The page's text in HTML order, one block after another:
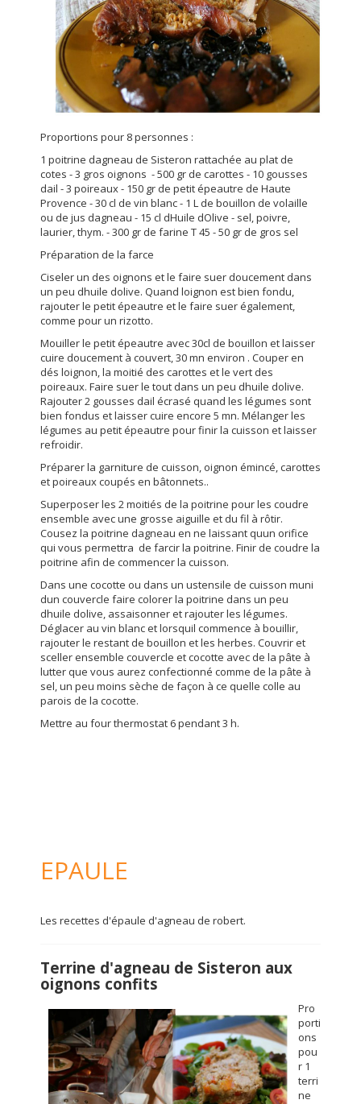
Proportions pour 8 personnes :
1 poitrine dagneau de Sisteron rattachée au plat de
cotes - 3 gros oignons - 500 gr de carottes - 10 gousses
dail - 3 poireaux - 150 gr de petit épeautre de Haute
Provence - 30 cl de vin blanc - 1 L de bouillon de volaille
ou de jus dagneau - 15 cl dHuile dOlive - sel, poivre,
laurier, thym. - 300 gr de farine T 45 - 50 gr de gros sel
Préparation de la farce
Ciseler un des oignons et le faire suer doucement dans
un peu dhuile dolive. Quand loignon est bien fondu,
rajouter le petit épeautre et le faire suer également,
comme pour un rizotto.
Mouiller le petit épeautre avec 30cl de bouillon et laisser
cuire doucement à couvert, 30 mn environ . Couper en
dés loignon, la moitié des carottes et le vert des
poireaux. Faire suer le tout dans un peu dhuile dolive.
Rajouter 2 gousses dail écrasé quand les légumes sont
bien fondus et laisser cuire encore 5 mn. Mélanger les
légumes au petit épeautre pour finir la cuisson et laisser
refroidir.
Préparer la garniture de cuisson, oignon émincé, carottes
et poireaux coupés en bâtonnets..
Superposer les 2 moitiés de la poitrine pour les coudre
ensemble avec une grosse aiguille et du fil à rôtir.
Cousez la poitrine dagneau en ne laissant quun orifice
qui vous permettra de farcir la poitrine. Finir de coudre la
poitrine afin de commencer la cuisson.
Dans une cocotte ou dans un ustensile de cuisson muni
dun couvercle faire colorer la poitrine dans un peu
dhuile dolive, assaisonner et rajouter les légumes.
Déglacer au vin blanc et lorsquil commence à bouillir,
rajouter le restant de bouillon et les herbes. Couvrir et
sceller ensemble couvercle et cocotte avec de la pâte à
lutter que vous aurez confectionné comme de la pâte à
sel, un peu moins sèche de façon à ce quelle colle au
parois de la cocotte.
Mettre au four thermostat 6 pendant 3 h.
EPAULE
Les recettes d'épaule d'agneau de robert.
Terrine d'agneau de Sisteron aux
oignons confits
Pro
porti
ons
pou
r 1
terri
ne